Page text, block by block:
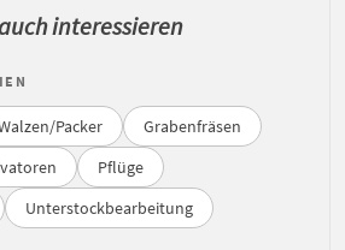
interessieren
Packer
Grabenfräsen
Pflüge
Unterstockbearbeitung